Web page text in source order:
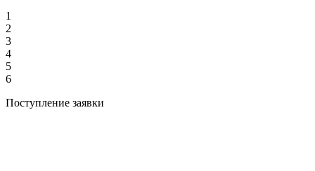
1
2
3
4
5
6
Поступление заявки